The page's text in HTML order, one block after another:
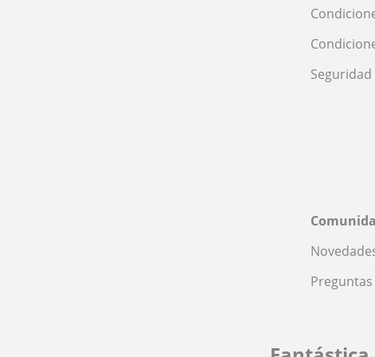
Seguridad